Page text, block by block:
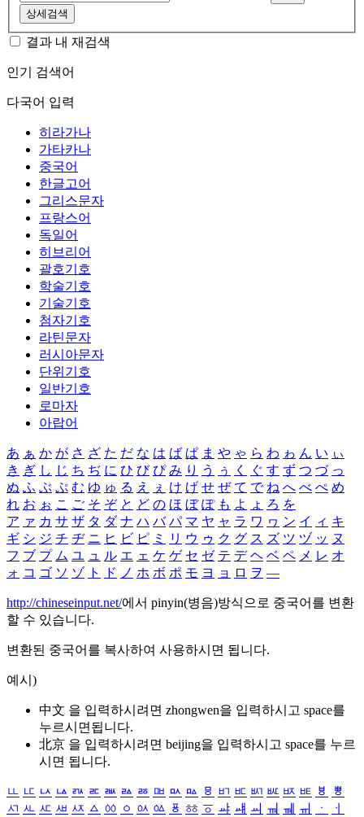
상세검색
결과 내 재검색
인기 검색어
다국어 입력
히라가나
가타카나
중국어
한글고어
그리스문자
프랑스어
독일어
히브리어
괄호기호
학술기호
기술기호
첨자기호
라틴문자
러시아문자
단위기호
일반기호
로마자
아랍어
あ ぁ か が さ ざ た だ な は ば ぱ ま や ゃ ら わ ゎ ん い ぃ
き ぎ し じ ち ぢ に ひ び ぴ み り う ぅ く ぐ す ず つ づ っ
ぬ ふ ぶ ぷ む ゆ ゅ る え ぇ け げ せ ぜ て で ね へ べ ぺ め
れ お ぉ こ ご そ ぞ と ど の ほ ぼ ぽ も よ ょ ろ を
ア ァ カ サ ザ タ ダ ナ ハ バ パ マ ヤ ャ ラ ワ ヮ ン イ ィ キ
ギ シ ジ チ ヂ ニ ヒ ビ ピ ミ リ ウ ゥ ク グ ス ズ ツ ヅ ッ ヌ
フ ブ プ ム ユ ュ ル エ ェ ケ ゲ セ ゼ テ デ ヘ ベ ペ メ レ オ
ォ コ ゴ ソ ゾ ト ド ノ ホ ボ ポ モ ヨ ョ ロ ヲ ―
http://chineseinput.net/에서 pinyin(병음)방식으로 중국어를 변환
할 수 있습니다.
변환된 중국어를 복사하여 사용하시면 됩니다.
예시)
中文 을 입력하시려면 zhongwen을 입력하시고 space를
누르시면됩니다.
北京 을 입력하시려면 beijing을 입력하시고 space를 누르
시면 됩니다.
ㅥ ㅦ ㅧ ㅨ ㅩ ㅪ ㅫ ㅬ ㅭ ㅮ ㅯ ㅰ ㅱ ㅲ ㅳ ㅴ ㅵ ㅶ ㅷ ㅸ
ㅹ
ㅺ ㅻ ㅼ ㅽ ㅾ ㅿ ㆀ ㆁ ㆂ ㆃ ㆄ ㆅ ㆆ ㆇ ㆈ ㆉ ㆊ ㆋ ㆌ ㆍ
ㆎ